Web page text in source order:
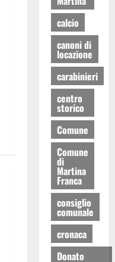
calcio
canoni di
locazione
carabinieri
centro
storico
Comune
Comune
di
Martina
Franca
consiglio
comunale
cronaca
Donato